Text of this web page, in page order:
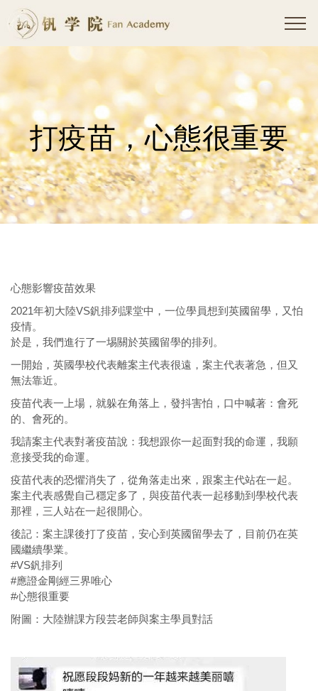
打疫苗，心態很重要
心態影響疫苗效果
2021年初大陸VS釩排列課堂中，一位學員想到英國留學，又怕
疫情。
於是，我們進行了一埸關於英國留學的排列。
一開始，英國學校代表離案主代表很遠，案主代表著急，但又
無法靠近。
疫苗代表一上場，就躲在角落上，發抖害怕，口中喊著：會死
的、會死的。
我請案主代表對著疫苗說：我想跟你一起面對我的命運，我願
意接受我的命運。
疫苗代表的恐懼消失了，從角落走出來，跟案主代站在一起。
案主代表感覺自己穩定多了，與疫苗代表一起移動到學校代表
那裡，三人站在一起很開心。
後記：案主課後打了疫苗，安心到英國留學去了，目前仍在英
國繼續學業。
#VS釩排列
#應證金剛經三界唯心
#心態很重要
附圖：大陸辦課方段芸老師與案主學員對話